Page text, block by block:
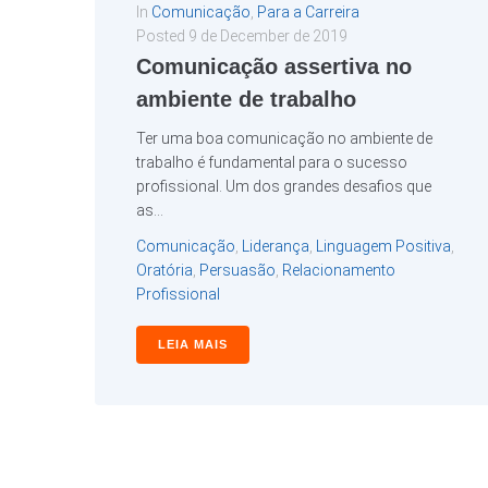
In Comunicação Para a Carreira
Posted 9 de December de 2019
Comunicação assertiva no
ambiente de trabalho
Ter uma boa comunicação no ambiente de
trabalho é fundamental para o sucesso
profissional. Um dos grandes desafios que
as...
Comunicação Liderança Linguagem Positiva
Oratória Persuasão Relacionamento
Profissional
LEIA MAIS